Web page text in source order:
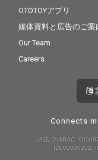
OTOTOYアプリ
媒体資料と広告のご案
Our Team
Careers
Connects
許諾 JASRAC:
ID000000232,